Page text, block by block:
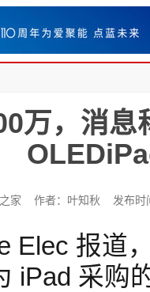
万，消息
家 作者：叶知秋 发布
Elec 报道
iPad 采购